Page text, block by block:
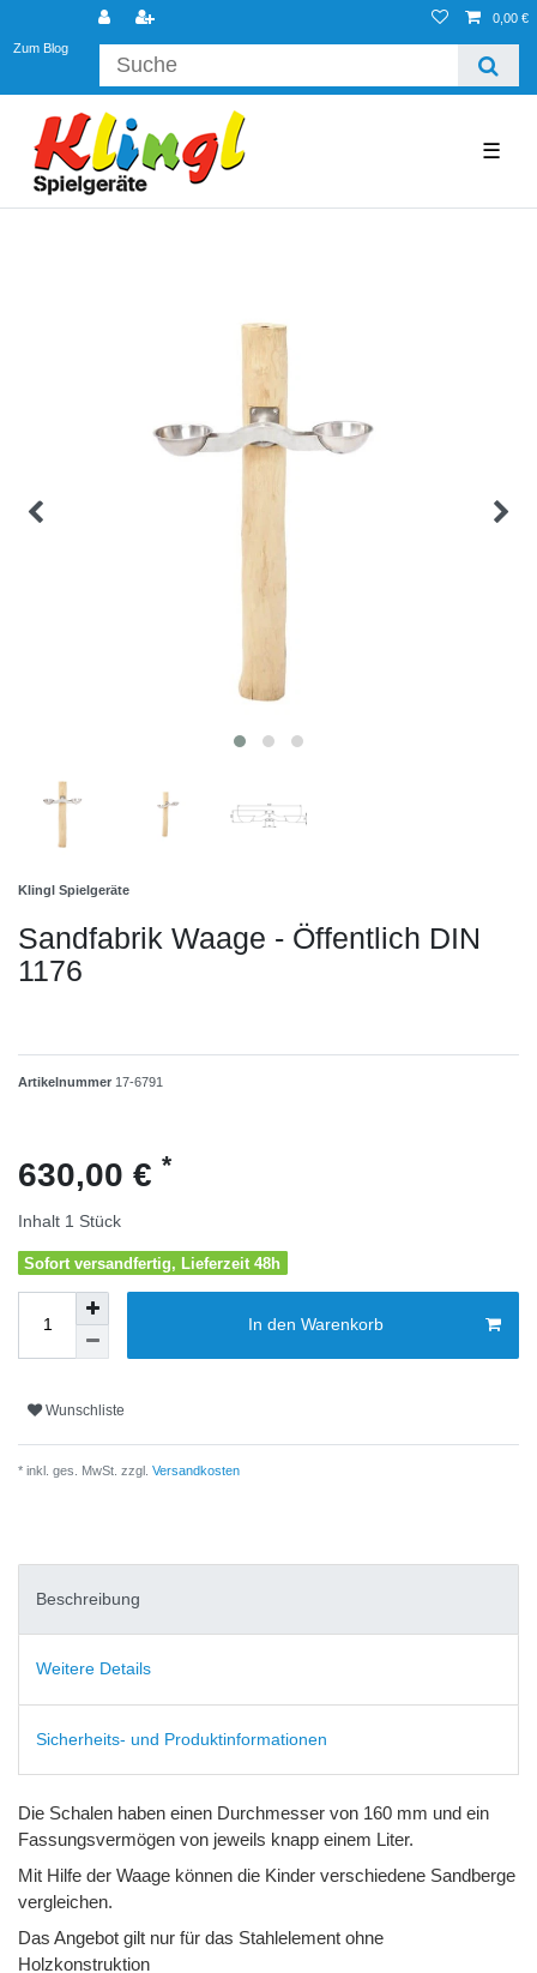
Zum Blog
0,00 €
☰
Klingl Spielgeräte
Sandfabrik Waage - Öffentlich DIN
1176
Artikelnummer 17-6791
630,00 € *
Inhalt 1 Stück
Sofort versandfertig, Lieferzeit 48h
In den Warenkorb
Wunschliste
* inkl. ges. MwSt. zzgl. Versandkosten
Beschreibung
Weitere Details
Sicherheits- und Produktinformationen
Die Schalen haben einen Durchmesser von 160 mm und ein
Fassungsvermögen von jeweils knapp einem Liter.
Mit Hilfe der Waage können die Kinder verschiedene Sandberge
vergleichen.
Das Angebot gilt nur für das Stahlelement ohne
Holzkonstruktion